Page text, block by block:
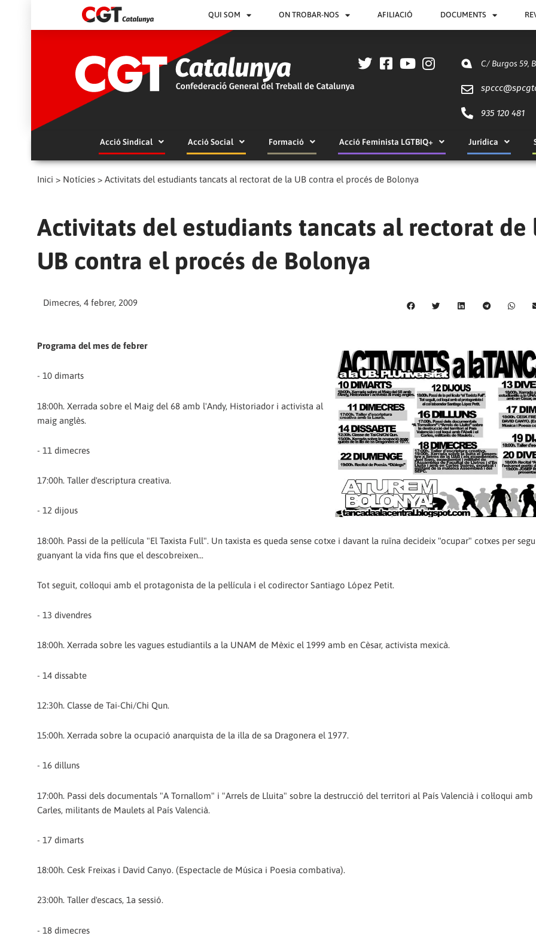
QUI SOM ON TROBAR-NOS AFILIACIÓ DOCUMENTS
C/ Burgos 59,
spccc@
935 120 481
Acció Sindical Acció Social Formació Acció Feminista LGTBIQ+ Jurídica
Inici > Notícies > Activitats del estudiants tancats al rectorat de la UB contra el procés de Bolonya
Activitats del estudiants tancats al rectorat de
UB contra el procés de Bolonya
Dimecres, 4 febrer, 2009
Programa del mes de febrer
- 10 dimarts
18:00h. Xerrada sobre el Maig del 68 amb l'Andy, Historiador i activista al
maig anglès.
- 11 dimecres
17:00h. Taller d'escriptura creativa.
- 12 dijous
18:00h. Passi de la pel·lícula "El Taxista Full". Un taxista es queda sense cotxe i davant la ruïna decideix "ocupar" cotxes per
guanyant la vida fins que el descobreixen...
Tot seguit, col·loqui amb el protagonista de la pel·lícula i el codirector Santiago López Petit.
- 13 divendres
18:00h. Xerrada sobre les vagues estudiantils a la UNAM de Mèxic el 1999 amb en Cèsar, activista mexicà.
- 14 dissabte
12:30h. Classe de Tai-Chi/Chi Qun.
15:00h. Xerrada sobre la ocupació anarquista de la illa de sa Dragonera el 1977.
- 16 dilluns
17:00h. Passi dels documentals "A Tornallom" i "Arrels de Lluita" sobre la destrucció del territori al País Valencià i col·loqui
Carles, militants de Maulets al País Valencià.
- 17 dimarts
18:00h. Cesk Freixas i David Canyo. (Espectacle de Música i Poesia combativa).
23:00h. Taller d'escacs, 1a sessió.
- 18 dimecres